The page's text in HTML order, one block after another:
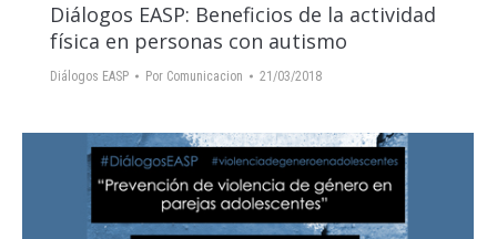
Diálogos EASP: Beneficios de la actividad
física en personas con autismo
Diálogos EASP Por Comunicacion 21/03/2018